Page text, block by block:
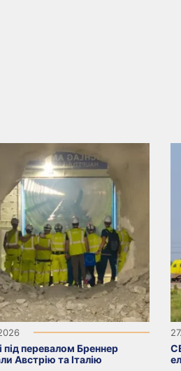
під перевалом Бреннер
Австрію та Італію